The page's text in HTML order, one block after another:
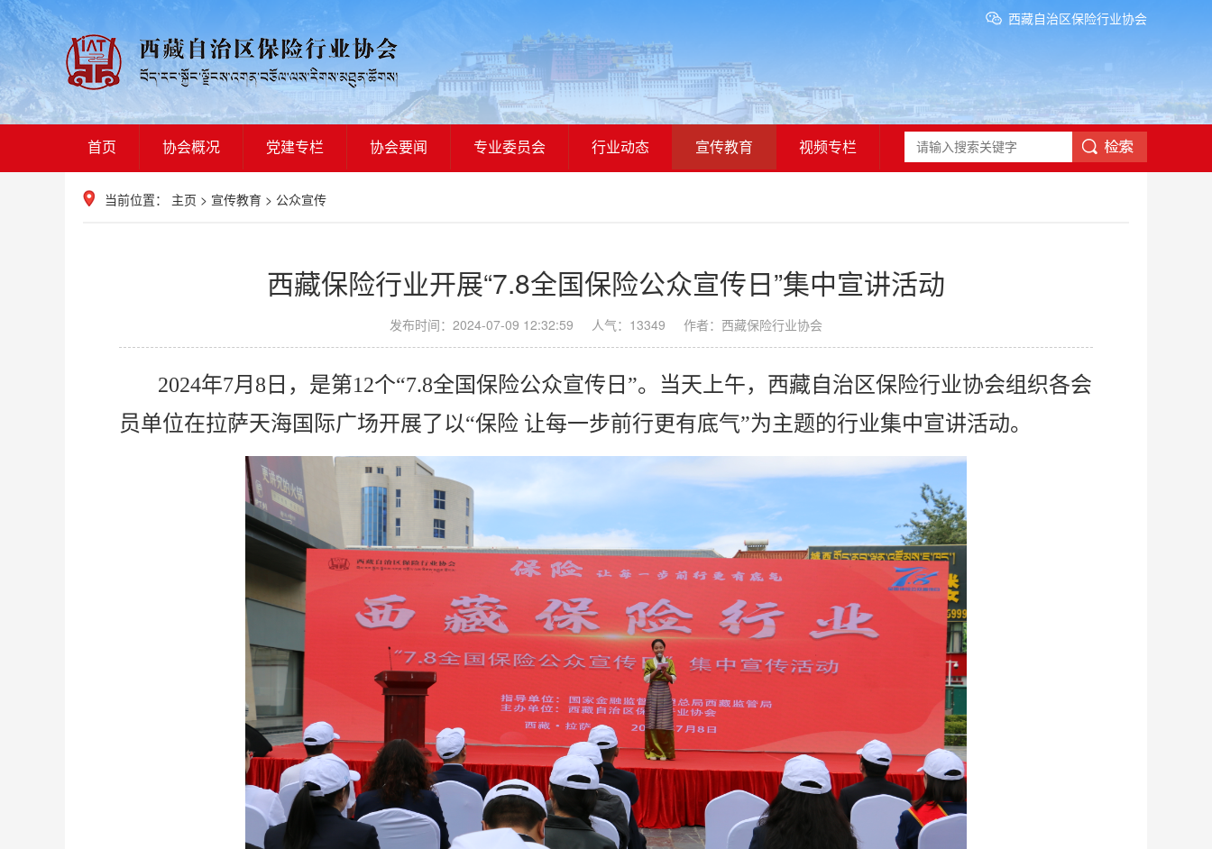
西藏自治区保险行业协会
首页 协会概况 党建专栏 协会要闻 专业委员会 行业动态 宣传教育 视频专栏
当前位置： 主页 > 宣传教育 > 公众宣传
西藏保险行业开展“7.8全国保险公众宣传日”集中宣讲活动
发布时间：2024-07-09 12:32:59 人气： 13349 作者：西藏保险行业协会
2024年7月8日，是第12个“7.8全国保险公众宣传日”。当天上午，西藏自治区保险行业协会组织各会
员单位在拉萨天海国际广场开展了以“保险 让每一步前行更有底气”为主题的行业集中宣讲活动。